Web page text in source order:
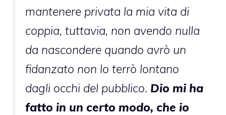
mantenere privata la mia vita di
coppia, tuttavia, non avendo nulla
da nascondere quando avrò un
fidanzato non lo terrò lontano
dagli occhi del pubblico. Dio mi ha
fatto in un certo modo, che io